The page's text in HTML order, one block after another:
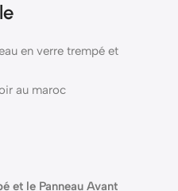
en verre trempé et
et le Panneau Avant